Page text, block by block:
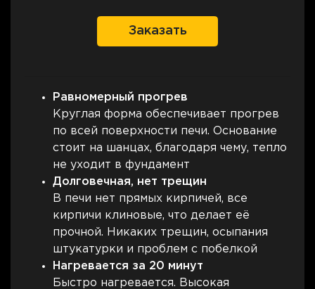
Заказать
Равномерный прогрев
Круглая форма обеспечивает прогрев
по всей поверхности печи. Основание
стоит на шанцах, благодаря чему, тепло
не уходит в фундамент
Долговечная, нет трещин
В печи нет прямых кирпичей, все
кирпичи клиновые, что делает её
прочной. Никаких трещин, осыпания
штукатурки и проблем с побелкой
Нагревается за 20 минут
Быстро нагревается. Высокая